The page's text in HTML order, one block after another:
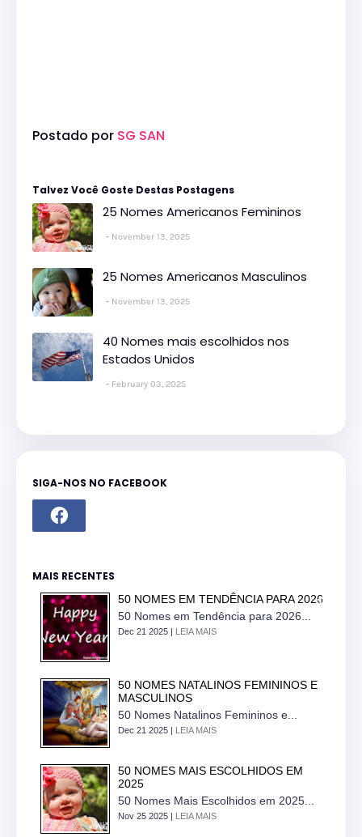
Postado por SG SAN
Talvez Você Goste Destas Postagens
25 Nomes Americanos Femininos
November 13, 2025
25 Nomes Americanos Masculinos
November 13, 2025
40 Nomes mais escolhidos nos
Estados Unidos
February 03, 2025
SIGA-NOS NO FACEBOOK
MAIS RECENTES
50 NOMES EM TENDÊNCIA PARA 2026
50 Nomes em Tendência para 2026...
Dec 21 2025 | LEIA MAIS
50 NOMES NATALINOS FEMININOS E
MASCULINOS
50 Nomes Natalinos Femininos e...
Dec 21 2025 | LEIA MAIS
50 NOMES MAIS ESCOLHIDOS EM
2025
50 Nomes Mais Escolhidos em 2025...
Nov 25 2025 | LEIA MAIS